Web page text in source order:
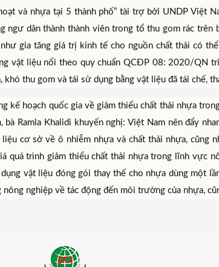
và nhựa tại 5 thành phố” tài trợ bởi UNDP Việt
ngư dân thành thành viên trong tổ thu gom rác
gia tăng giá trị kinh tế cho nguồn chất thải có
vật liệu nổi theo quy chuẩn QCĐP 08: 2020/QN
khó thu gom và tái sử dụng bằng vật liệu đã tái chế,
kế hoạch quốc gia về giảm thiểu chất thải nhựa
bà Ramla Khalidi khuyến nghị: Việt Nam nên đẩy
cơ sở về ô nhiễm nhựa và chất thải nhựa, cũng
quá trình giảm thiểu chất thải nhựa trong lĩnh vực
vật liệu đóng gói thay thế cho nhựa dùng một
nông nghiệp về tác động đến môi trường của nhựa,